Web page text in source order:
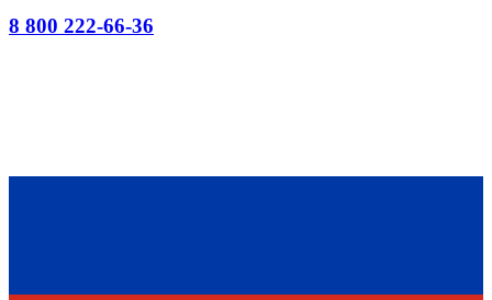
8 800 222-66-36